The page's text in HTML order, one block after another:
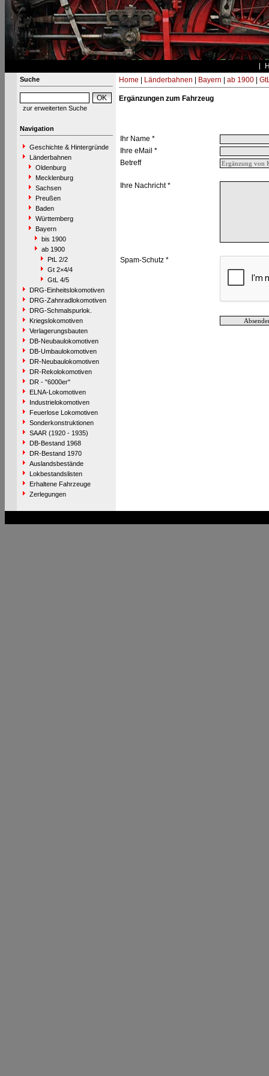
Suche
zur erweiterten Suche
Navigation
Geschichte & Hintergründe
Länderbahnen
Oldenburg
Mecklenburg
Sachsen
Preußen
Baden
Württemberg
Bayern
bis 1900
ab 1900
PtL 2/2
Gt 2×4/4
GtL 4/5
DRG-Einheitslokomotiven
DRG-Zahnradlokomotiven
DRG-Schmalspurlok.
Kriegslokomotiven
Verlagerungsbauten
DB-Neubaulokomotiven
DB-Umbaulokomotiven
DR-Neubaulokomotiven
DR-Rekolokomotiven
DR - "6000er"
ELNA-Lokomotiven
Industrielokomotiven
Feuerlose Lokomotiven
Sonderkonstruktionen
SAAR (1920 - 1935)
DB-Bestand 1968
DR-Bestand 1970
Auslandsbestände
Lokbestandslisten
Erhaltene Fahrzeuge
Zerlegungen
Home Länderbahnen Bayern ab 1900|
Ergänzungen zum Fahrzeug
Ihr Name *
Ihre eMail *
Betreff
Ihre Nachricht *
Spam-Schutz *